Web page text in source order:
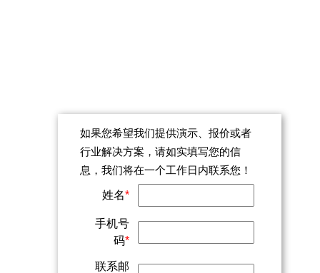
如果您希望我们提供演示、报价或者
行业解决方案，请如实填写您的信
息，我们将在一个工作日内联系您！
姓名*
手机号
码*
联系邮